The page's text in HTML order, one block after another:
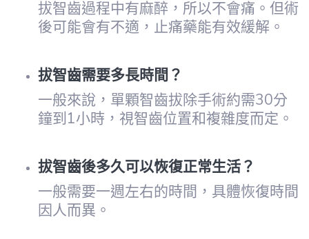
拔智齒過程中有麻醉，所以不會痛。但術
後可能會有不適，止痛藥能有效緩解。
拔智齒需要多長時間？
一般來說，單顆智齒拔除手術約需30分
鐘到1小時，視智齒位置和複雜度而定。
拔智齒後多久可以恢復正常生活？
一般需要一週左右的時間，具體恢復時間
因人而異。